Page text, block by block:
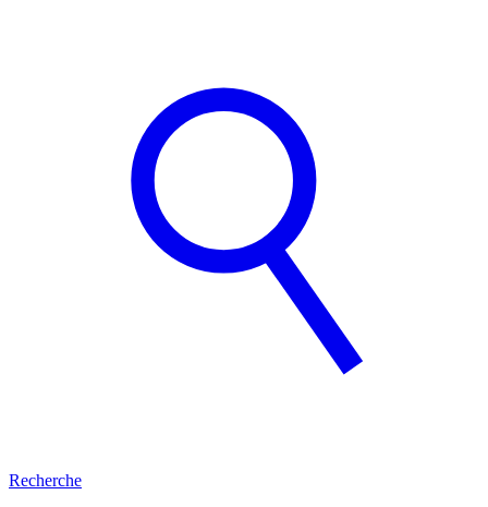
Recherche